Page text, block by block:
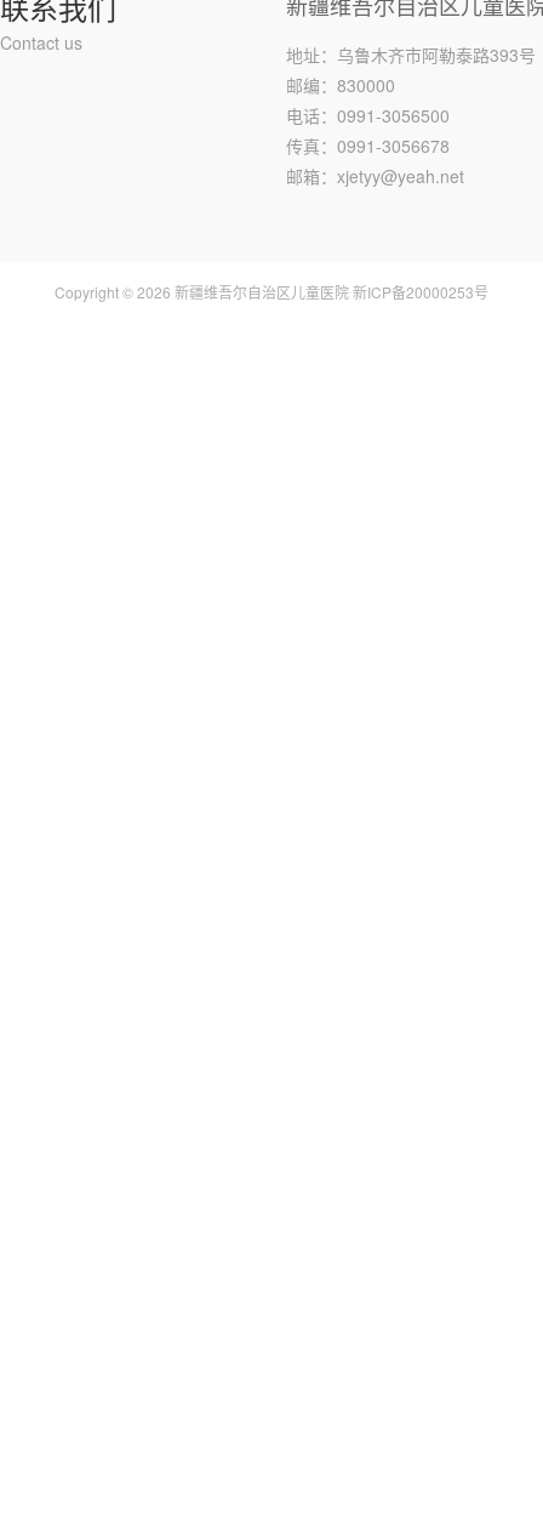
Contact us
地址：乌鲁木齐市阿勒泰路393号
邮编：830000
电话：0991-3056500
传真：0991-3056678
邮箱：xjetyy@yeah.net
Copyright © 2026 新疆维吾尔自治区儿童医院 新ICP备20000253号